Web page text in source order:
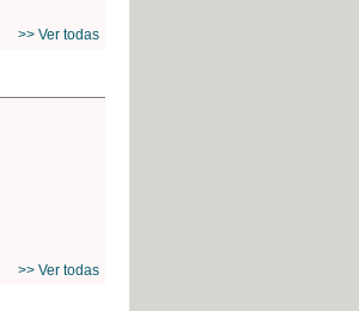
>> Ver todas
>> Ver todas